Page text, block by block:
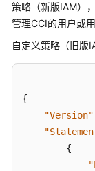
户
并
授
委
策略（新版IAM）
管理CCI的用户或用
自定义策略（旧版
{
"Version"
{